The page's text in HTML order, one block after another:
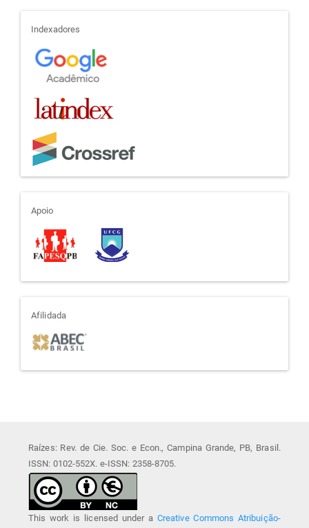
indexadores
Indexadores
apoio
Apoio
afiliada
Afilidada
Raízes: Rev. de Cie. Soc. e Econ., Campina Grande, PB, Brasil.
ISSN: 0102-552X. e-ISSN: 2358-8705.
This work is licensed under a Creative Commons Atribuição-